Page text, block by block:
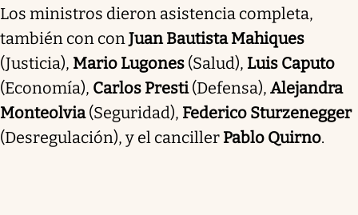
Los ministros dieron asistencia completa,
también con con Juan Bautista Mahiques
(Justicia), Mario Lugones (Salud), Luis Caputo
(Economía), Carlos Presti(Defensa), Alejandra
Monteolvia(Seguridad), Federico Sturzenegger
(Desregulación), y el canciller Pablo Quirno.